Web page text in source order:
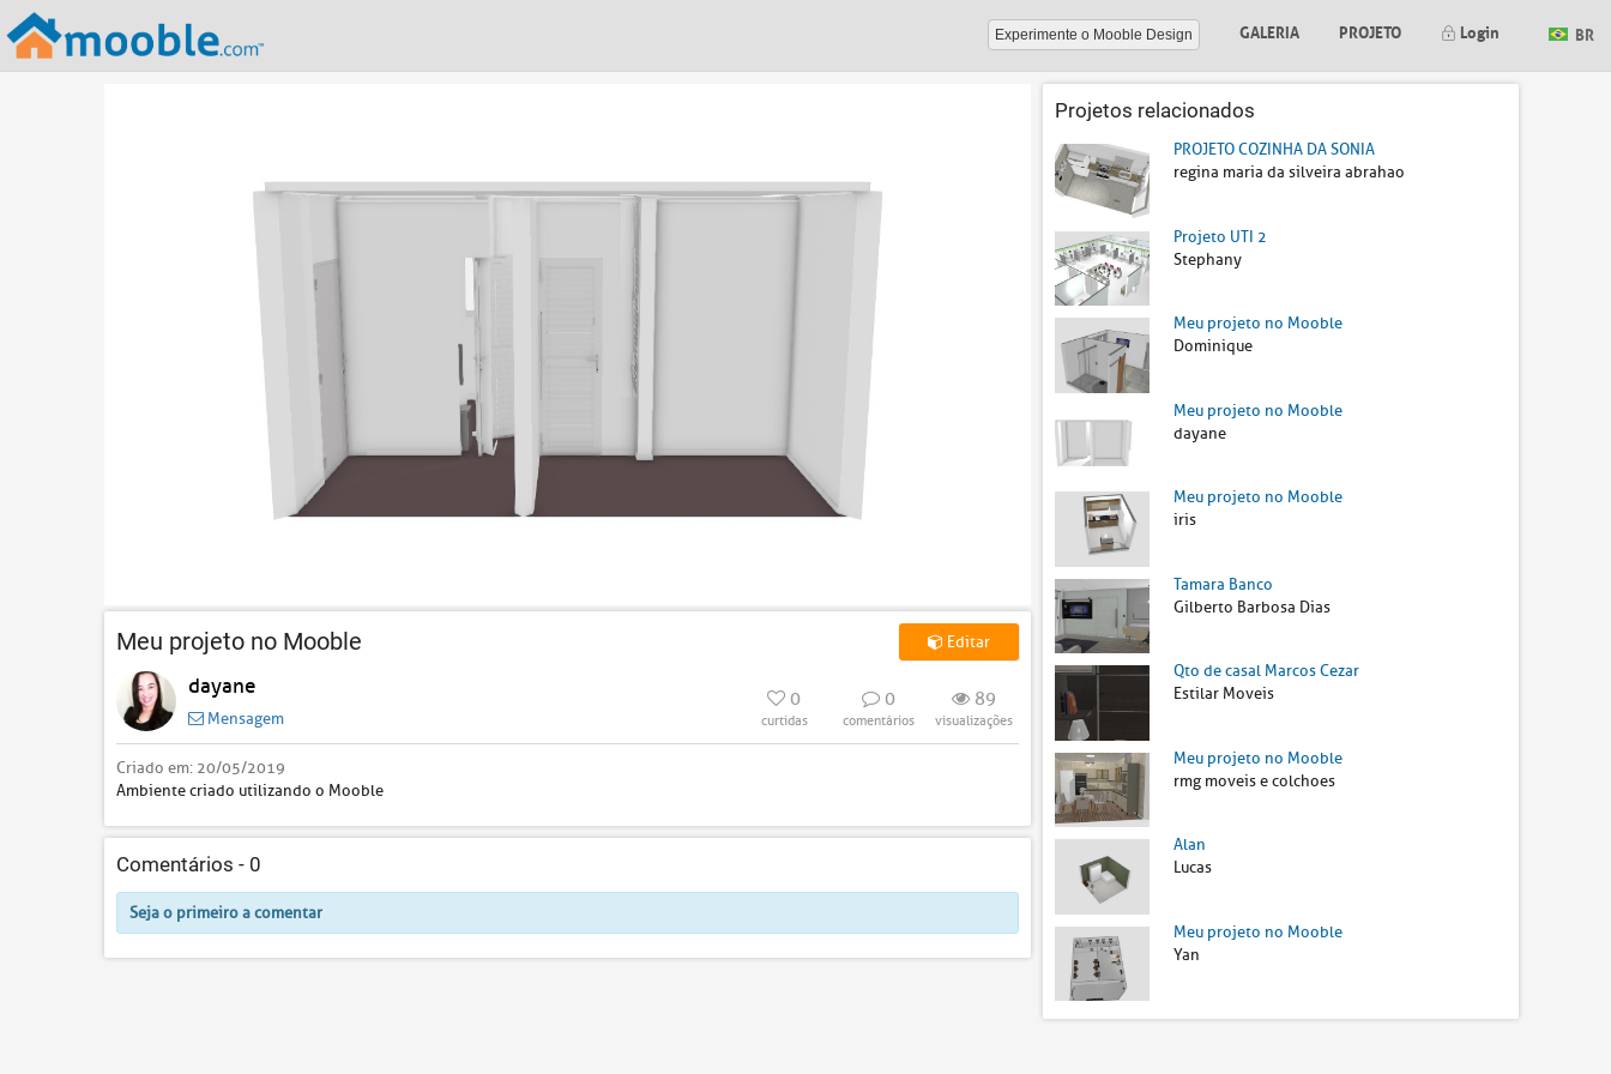
Experimente o Mooble Design GALERIA PROJETO Login BR
Meu projeto no Mooble Editar
dayane
Mensagem
0
curtidas
0
comentários
89
visualizações
Criado em: 20/05/2019
Ambiente criado utilizando o Mooble
Comentários - 0
Seja o primeiro a comentar
Projetos relacionados
PROJETO COZINHA DA SONIA
regina maria da silveira abrahao
Projeto UTI 2
Stephany
Meu projeto no Mooble
Dominique
Meu projeto no Mooble
dayane
Meu projeto no Mooble
iris
Tamara Banco
Gilberto Barbosa Dias
Qto de casal Marcos Cezar
Estilar Moveis
Meu projeto no Mooble
rmg moveis e colchoes
Alan
Lucas
Meu projeto no Mooble
Yan